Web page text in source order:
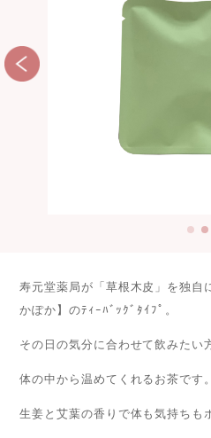
寿元堂薬局が「草根木皮」を独自
かぽか】のﾃｨｰﾊﾞｯｸﾞﾀｲﾌﾟ。
その日の気分に合わせて飲みたい
体の中から温めてくれるお茶です。
生姜と艾葉の香りで体も気持ちも